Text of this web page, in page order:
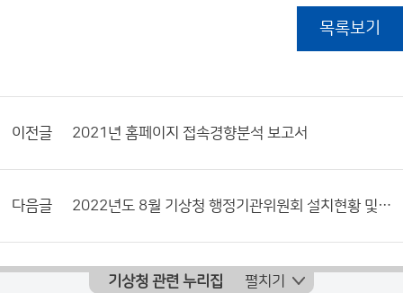
목록보기
이전글 2021년 홈페이지 접속경향분석 보고서
다음글 2022년도 8월 기상청 행정기관위원회 설치현황 및 활동내역서
기상청 관련 누리집 펼치기